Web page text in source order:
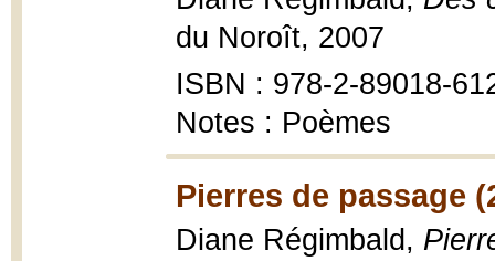
du Noroît, 2007
ISBN : 978-2-89018-
Notes : Poèmes
Pierres de passage
Diane Régimbald,